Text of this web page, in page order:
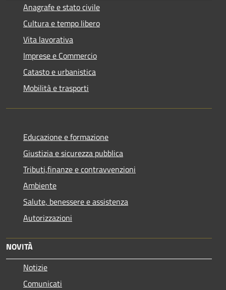
Anagrafe e stato civile
Cultura e tempo libero
Vita lavorativa
Imprese e Commercio
Catasto e urbanistica
Mobilità e trasporti
Educazione e formazione
Giustizia e sicurezza pubblica
Tributi,finanze e contravvenzioni
Ambiente
Salute, benessere e assistenza
Autorizzazioni
NOVITÀ
Notizie
Comunicati